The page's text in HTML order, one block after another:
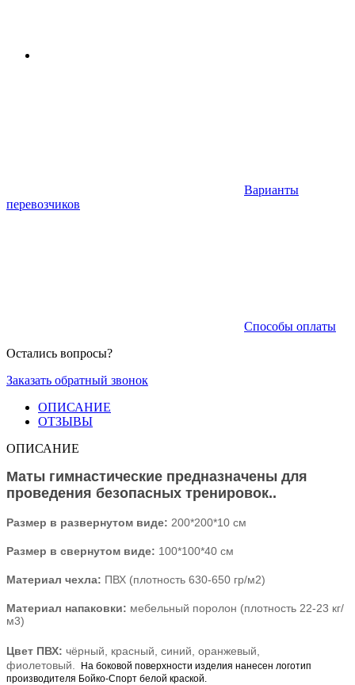
Варианты
перевозчиков
Способы оплаты
Остались вопросы?
Заказать обратный звонок
ОПИСАНИЕ
ОТЗЫВЫ
ОПИСАНИЕ
Маты гимнастические предназначены для
проведения безопасных тренировок..
Размер в развернутом виде: 200*200*10 см
Размер в свернутом виде: 100*100*40 см
Материал чехла: ПВХ (плотность 630-650 гр/м2)
Материал напаковки: мебельный поролон (плотность 22-23 кг/
м3)
Цвет ПВХ: чёрный, красный, синий, оранжевый,
фиолетовый.
На боковой поверхности изделия нанесен логотип
производителя Бойко-Спорт белой краской.